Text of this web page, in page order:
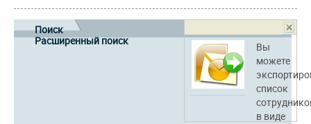
Вы
можете
список
в виде
Поиск
Расширенный поиск